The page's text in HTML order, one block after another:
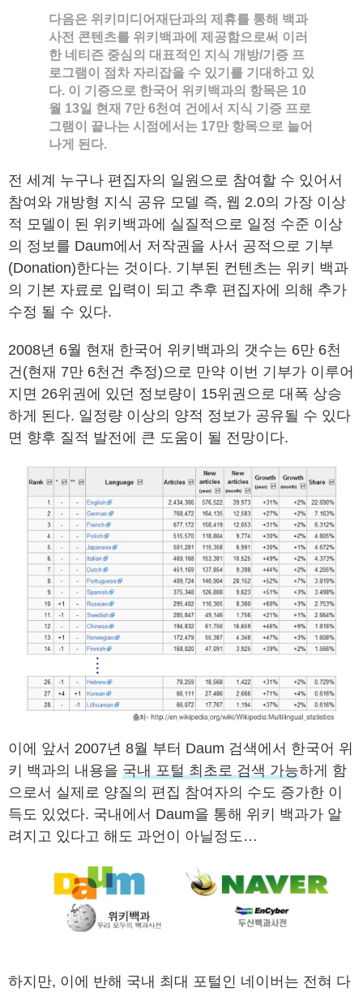
다음은 위키미디어재단과의 제휴를 통해 백과
사전 콘텐츠를 위키백과에 제공함으로써 이러
한 네티즌 중심의 대표적인 지식 개방/기증 프
로그램이 점차 자리잡을 수 있기를 기대하고 있
다. 이 기증으로 한국어 위키백과의 항목은 10
월 13일 현재 7만 6천여 건에서 지식 기증 프로
그램이 끝나는 시점에서는 17만 항목으로 늘어
나게 된다.
전 세계 누구나 편집자의 일원으로 참여할 수 있어서
참여와 개방형 지식 공유 모델 즉, 웹 2.0의 가장 이상
적 모델이 된 위키백과에 실질적으로 일정 수준 이상
의 정보를 Daum에서 저작권을 사서 공적으로 기부
(Donation)한다는 것이다. 기부된 컨텐츠는 위키 백과
의 기본 자료로 입력이 되고 추후 편집자에 의해 추가
수정 될 수 있다.
2008년 6월 현재 한국어 위키백과의 갯수는 6만 6천
건(현재 7만 6천건 추정)으로 만약 이번 기부가 이루어
지면 26위권에 있던 정보량이 15위권으로 대폭 상승
하게 된다. 일정량 이상의 양적 정보가 공유될 수 있다
면 향후 질적 발전에 큰 도움이 될 전망이다.
이에 앞서 2007년 8월 부터 Daum 검색에서 한국어 위
키 백과의 내용을 국내 포털 최초로 검색 가능하게 함
으로서 실제로 양질의 편집 참여자의 수도 증가한 이
득도 있었다. 국내에서 Daum을 통해 위키 백과가 알
려지고 있다고 해도 과언이 아닐정도…
하지만, 이에 반해 국내 최대 포털인 네이버는 전혀 다